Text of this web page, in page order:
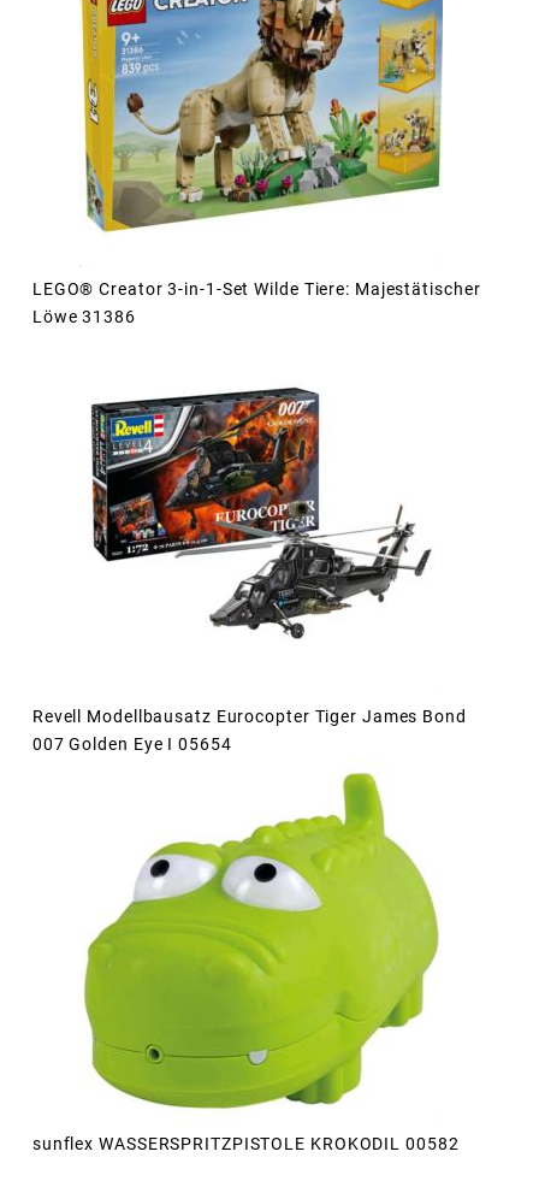
LEGO® Creator 3-in-1-Set Wilde Tiere: Majestätischer
Löwe 31386
Revell Modellbausatz Eurocopter Tiger James Bond
007 Golden Eye I 05654
sunflex WASSERSPRITZPISTOLE KROKODIL 00582